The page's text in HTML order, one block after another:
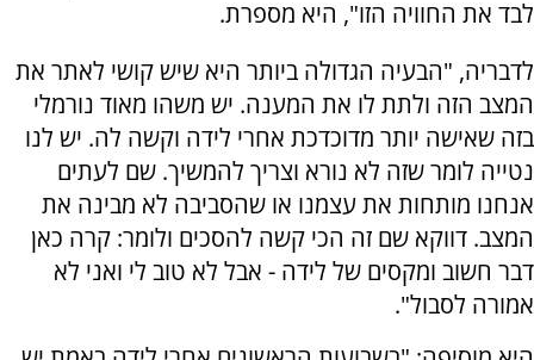
לבד את החוויה הזו", היא מספרת.
לדבריה, "הבעיה הגדולה ביותר היא שיש קושי לאתר את
המצב הזה ולתת לו את המענה. יש משהו מאוד נורמלי
בזה שאישה יותר מדוכדכת אחרי לידה וקשה לה. יש לנו
נטייה לומר שזה לא נורא וצריך להמשיך. שם לעתים
אנחנו מותחות את עצמנו או שהסביבה לא מבינה את
המצב. דווקא שם זה הכי קשה להסכים ולומר: קרה כאן
דבר חשוב ומקסים של לידה - אבל לא טוב לי ואני לא
אמורה לסבול".